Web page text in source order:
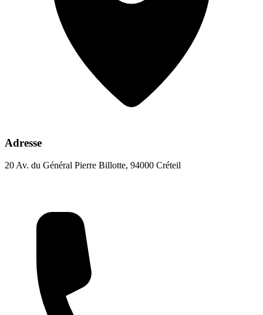
Adresse
20 Av. du Général Pierre Billotte, 94000 Créteil